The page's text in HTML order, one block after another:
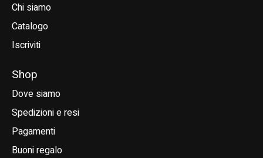
Chi siamo
Catalogo
Iscriviti
Shop
Dove siamo
Spedizioni e resi
Pagamenti
Buoni regalo